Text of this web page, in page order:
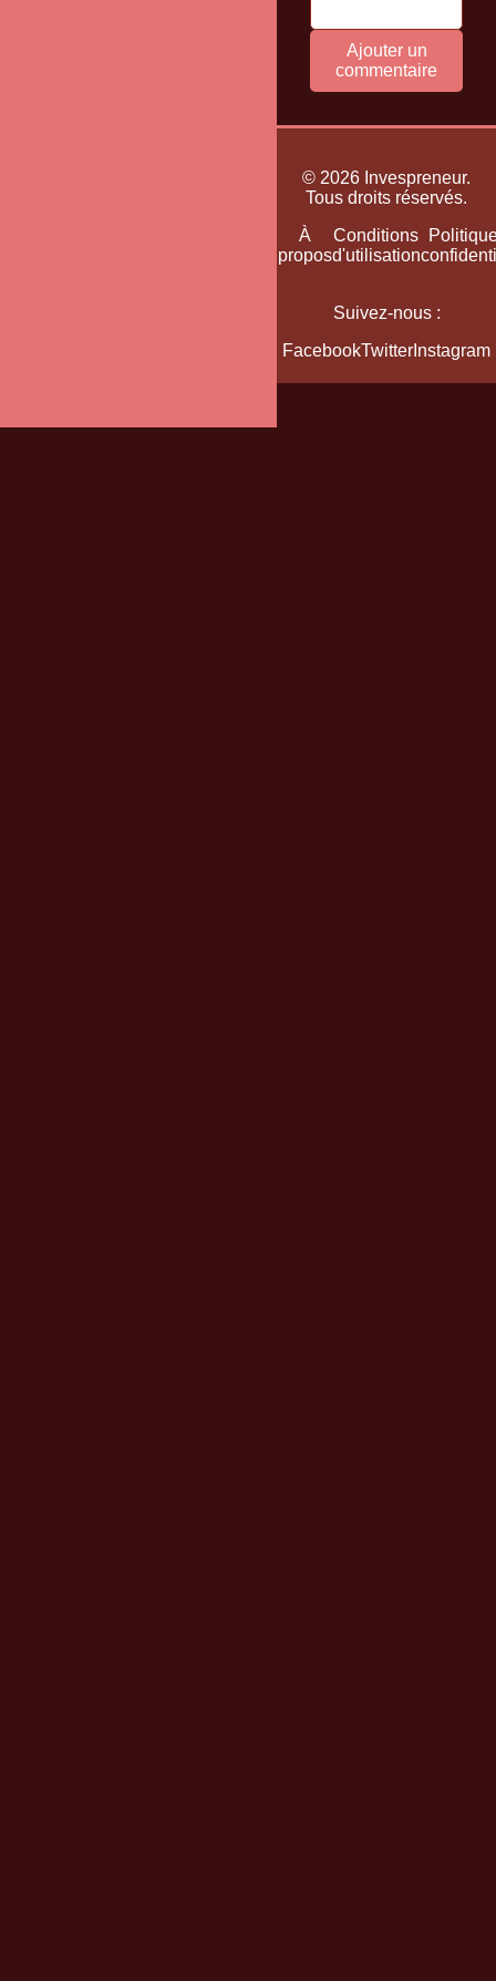
Ajouter un
commentaire
© 2026 Invespreneur.
Tous droits réservés.
À
propos
Conditions
d'utilisation
Suivez-nous :
FacebookTwitter Instagram